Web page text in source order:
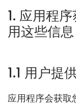
1. 应用程
用这些信息
1.1 用户提
应用程序会获取